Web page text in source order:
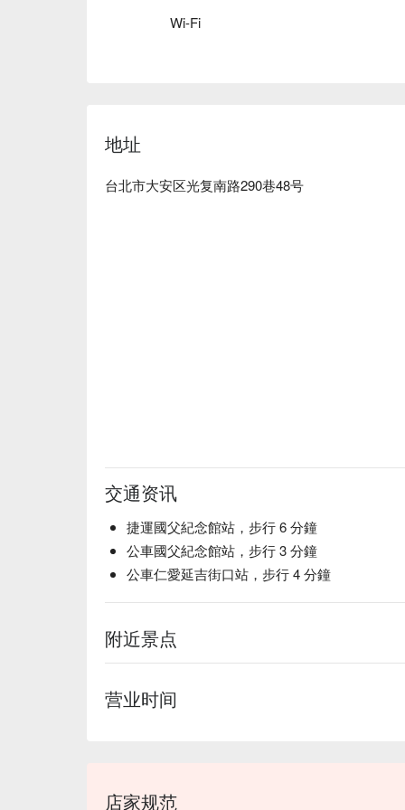
Good to know: 宠物友善
🍽️ 口碑必吃
Wine (葡萄酒) | 精选多款葡萄酒，为你的意欧大
Beer (啤酒) | 提供多款本地及进口啤酒，让你轻松
💡 FunNow 懂吃笔记：本推荐由 AI 汇整网络热
性饮酒｜过量饮酒，有害健康）
Wi-Fi
地址
台北市大安区光复南路290巷48号
交通资讯
捷運國父紀念館站，步行 6 分鐘
公車國父紀念館站，步行 3 分鐘
公車仁愛延吉街口站，步行 4 分鐘
附近景点
营业时间
店家规范